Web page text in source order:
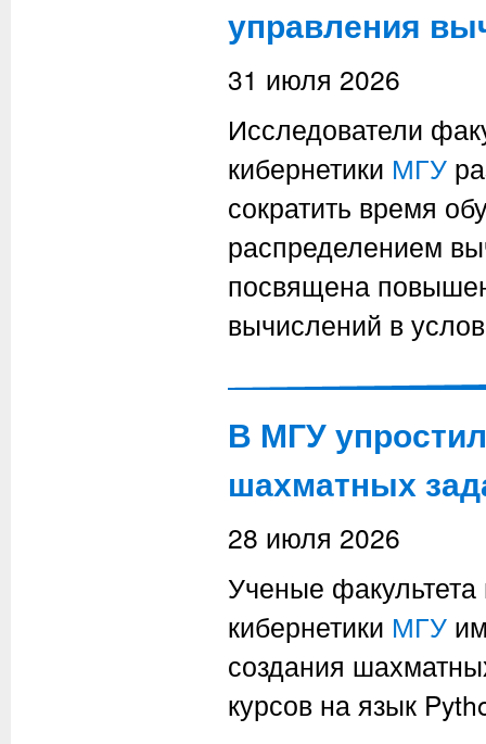
управления
31 июля 2026
Исследователи
кибернетики МГУ
сократить время
распределением
посвящена
вычислений в
В МГУ
шахматных
28 июля 2026
Ученые
кибернетики МГУ
создания
курсов на язык